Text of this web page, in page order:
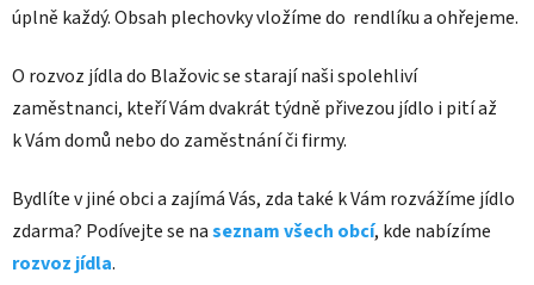
úplně každý. Obsah plechovky vložíme do rendlíku a ohřejeme.
O rozvoz jídla do Blažovic se starají naši spolehliví
zaměstnanci, kteří Vám dvakrát týdně přivezou jídlo i pití až
k Vám domů nebo do zaměstnání či firmy.
Bydlíte v jiné obci a zajímá Vás, zda také k Vám rozvážíme jídlo
zdarma? Podívejte se naseznam všech obcí, kde nabízíme
rozvoz jídla.